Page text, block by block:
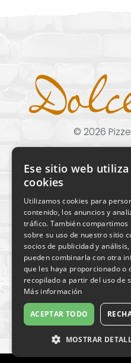
© 2026
Carrer de Marina, 14
(+34)
SITUACIÓN
POLÍTICA DE
AVISO LEGAL
POLÍTICA
Ese sitio web utiliza
cookies
Utilizamos cookies para
contenido, los anuncios y
tráfico. También
sobre su uso de nuestro sitio
socios de publicidad y
pueden combinarla con otra
que les haya proporcionado o
recopilado a partir del uso de
Más información
ACEPTAR TODO
MOSTRAR